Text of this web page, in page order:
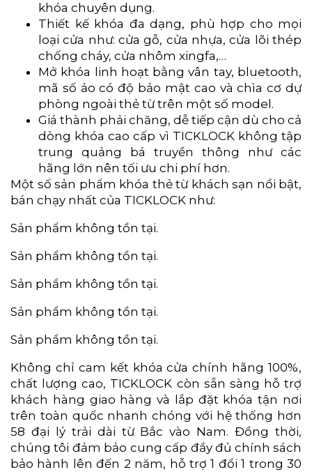
khóa chuyên dụng.
Thiết kế khóa đa dạng, phù hợp cho mọi
loại cửa như: cửa gỗ, cửa nhựa, cửa lõi thép
chống cháy, cửa nhôm xingfa,…
Mở khóa linh hoạt bằng vân tay, bluetooth,
mã số ảo có độ bảo mật cao và chìa cơ dự
phòng ngoài thẻ từ trên một số model.
Giá thành phải chăng, dễ tiếp cận dù cho cả
dòng khóa cao cấp vì TICKLOCK không tập
trung quảng bá truyền thông như các
hãng lớn nên tối ưu chi phí hơn.
Một số sản phẩm khóa thẻ từ khách sạn nổi bật,
bán chạy nhất của TICKLOCK như:
Sản phẩm không tồn tại.
Sản phẩm không tồn tại.
Sản phẩm không tồn tại.
Sản phẩm không tồn tại.
Sản phẩm không tồn tại.
Không chỉ cam kết khóa cửa chính hãng 100%,
chất lượng cao, TICKLOCK còn sẵn sàng hỗ trợ
khách hàng giao hàng và lắp đặt khóa tận nơi
trên toàn quốc nhanh chóng với hệ thống hơn
58 đại lý trải dài từ Bắc vào Nam. Đồng thời,
chúng tôi đảm bảo cung cấp đầy đủ chính sách
bảo hành lên đến 2 năm, hỗ trợ 1 đổi 1 trong 30